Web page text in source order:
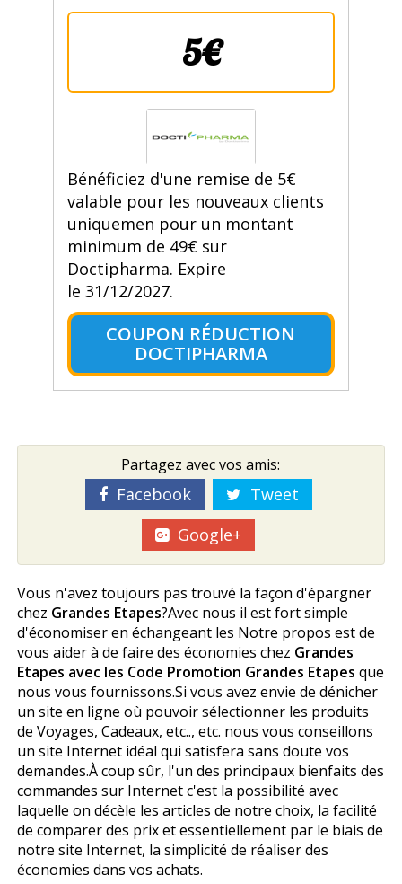
5€
Bénéficiez d'une remise de 5€
valable pour les nouveaux clients
uniquemen pour un montant
minimum de 49€ sur
Doctipharma. Expire
le 31/12/2027.
COUPON RÉDUCTION
DOCTIPHARMA
Partagez avec vos amis:
Facebook
Tweet
Google+
Vous n'avez toujours pas trouvé la façon d'épargner
chez Grandes Etapes?Avec nous il est fort simple
d'économiser en échangeant les Notre propos est de
vous aider à de faire des économies chez Grandes
Etapes avec les Code Promotion Grandes Etapes que
nous vous fournissons.Si vous avez envie de dénicher
un site en ligne où pouvoir sélectionner les produits
de Voyages, Cadeaux, etc.., etc. nous vous conseillons
un site Internet idéal qui satisfera sans doute vos
demandes.À coup sûr, l'un des principaux bienfaits des
commandes sur Internet c'est la possibilité avec
laquelle on décèle les articles de notre choix, la facilité
de comparer des prix et essentiellement par le biais de
notre site Internet, la simplicité de réaliser des
économies dans vos achats.